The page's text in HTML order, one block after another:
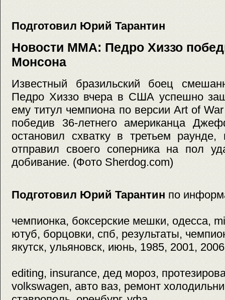
Подготовил Юрий Тарантин
Новости MMA: Педро Хиззо
Монсона
Известный бразильский боец
Педро Хиззо вчера в США успешно
ему титул чемпиона по версии Art of
победив 36-летнего американца
остановил схватку в третьем раунде,
отправил своего соперника на пол
добивание. (Фото Sherdog.com)
Подготовил Юрий Тарантин по
чемпионка, боксерские мешки, одесса,
ютуб, борцовки, спб, результаты,
якутск, ульяновск, июнь, 1985, 2001, 2006
editing, insurance, дед мороз,
volkswagen, авто ваз, ремонт